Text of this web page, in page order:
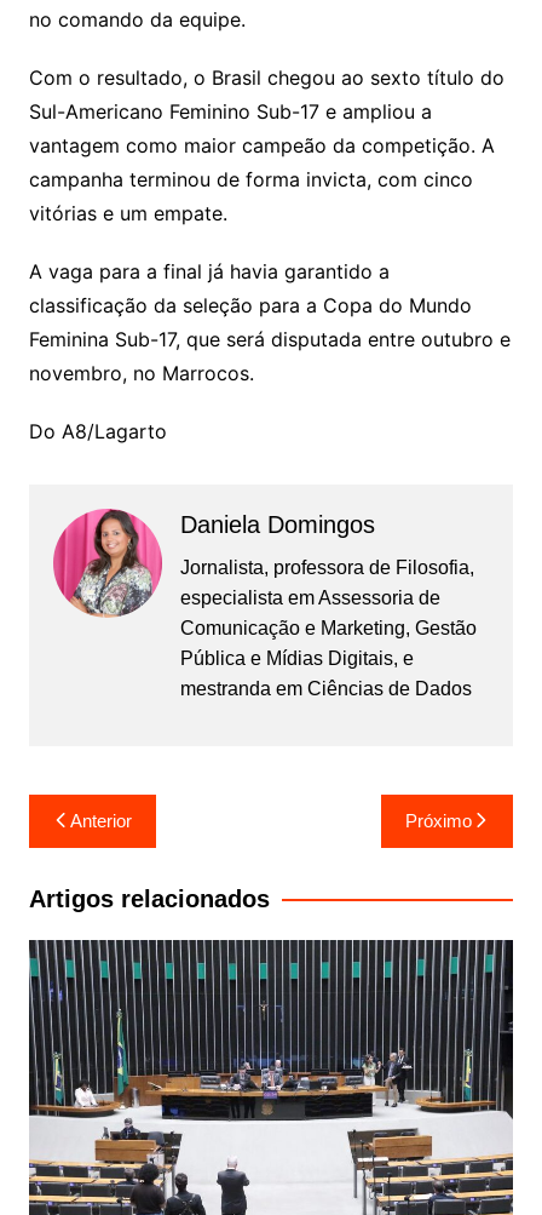
no comando da equipe.
Com o resultado, o Brasil chegou ao sexto título do
Sul-Americano Feminino Sub-17 e ampliou a
vantagem como maior campeão da competição. A
campanha terminou de forma invicta, com cinco
vitórias e um empate.
A vaga para a final já havia garantido a
classificação da seleção para a Copa do Mundo
Feminina Sub-17, que será disputada entre outubro e
novembro, no Marrocos.
Do A8/Lagarto
Daniela Domingos
Jornalista, professora de Filosofia,
especialista em Assessoria de
Comunicação e Marketing, Gestão
Pública e Mídias Digitais, e
mestranda em Ciências de Dados
Navegação
de
Post
Anterior Próximo
Artigos relacionados